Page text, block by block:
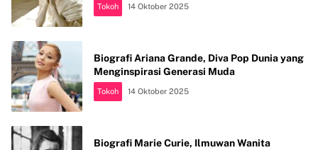
Tokoh 14 Oktober 2025
Biografi Ariana Grande, Diva Pop Dunia yang
Menginspirasi Generasi Muda
Tokoh 14 Oktober 2025
Biografi Marie Curie, Ilmuwan Wanita